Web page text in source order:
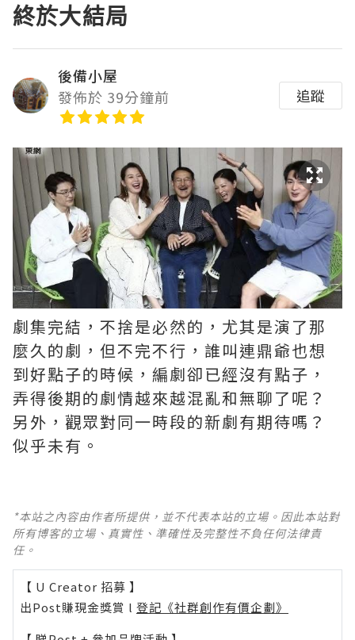
終於大結局
後備小屋
發佈於 39分鐘前
追蹤
劇集完結，不捨是必然的，尤其是演了那
麼久的劇，但不完不行，誰叫連鼎爺也想
到好點子的時候，編劇卻已經沒有點子，
弄得後期的劇情越來越混亂和無聊了呢？ ​​​
另外，觀眾對同一時段的新劇有期待嗎？
似乎未有。
*本站之內容由作者所提供，並不代表本站的立場。因此本站對
所有博客的立場、真實性、準確性及完整性不負任何法律責
任。
【 U Creator 招募 】
出Post賺現金獎賞 l 登記《社群創作有價企劃》